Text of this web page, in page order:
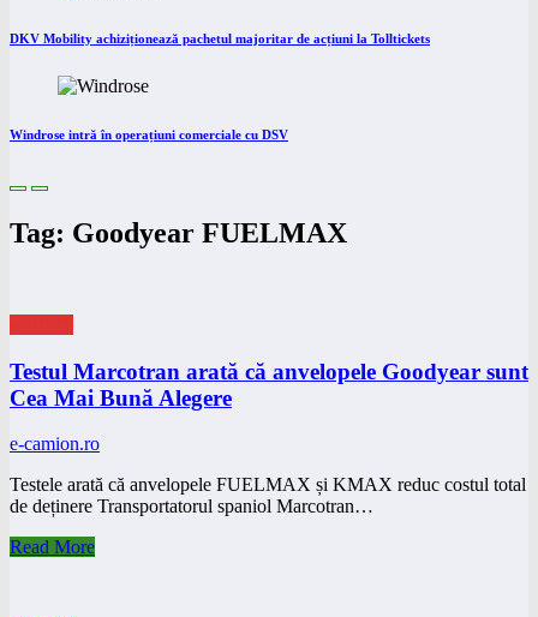
DKV Mobility achiziționează pachetul majoritar de acțiuni la Tolltickets
Windrose intră în operațiuni comerciale cu DSV
Tag: Goodyear FUELMAX
Testul Marcotran arată că anvelopele Goodyear sunt
Cea Mai Bună Alegere
e-camion.ro
Testele arată că anvelopele FUELMAX și KMAX reduc costul total
de deținere Transportatorul spaniol Marcotran…
Read More